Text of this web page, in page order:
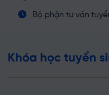
Bộ phận tư vấn
Khóa học tuyển